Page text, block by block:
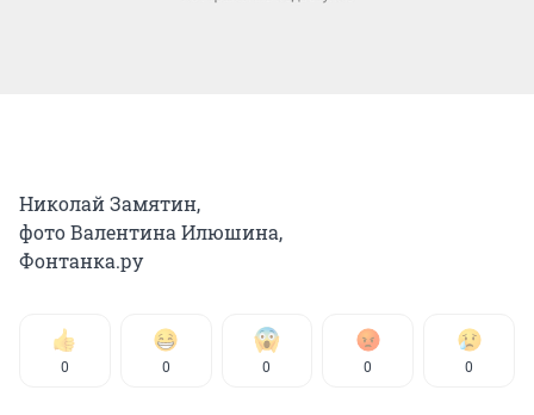
Николай Замятин,
фото Валентина Илюшина,
Фонтанка.ру
0 0 0 0 0